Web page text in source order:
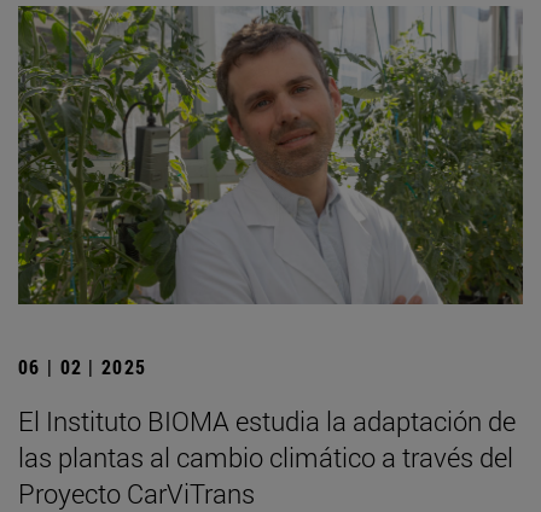
06 | 02 | 2025
El Instituto BIOMA estudia la adaptación de
las plantas al cambio climático a través del
Proyecto CarViTrans